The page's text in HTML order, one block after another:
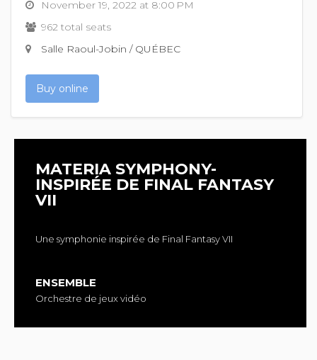
November 19, 2022 at 8:00 PM
962 total seats
Salle Raoul-Jobin / QUÉBEC
Buy online
MATERIA SYMPHONY-
INSPIRÉE DE FINAL FANTASY
VII
Une symphonie inspirée de Final Fantasy VII
ENSEMBLE
Orchestre de jeux vidéo